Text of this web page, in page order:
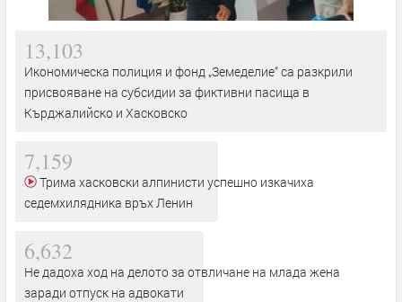
13,103
Икономическа полиция и фонд „Земеделие“ са разкрили
присвояване на субсидии за фиктивни пасища в
Кърджалийско и Хасковско
7,159
седемхилядника връх Ленин
6,632
Не дадоха ход на делото за отвличане на млада жена
заради отпуск на адвокати